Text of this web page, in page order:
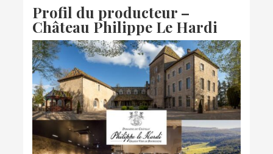
Profil du producteur –
Château Philippe Le Hardi